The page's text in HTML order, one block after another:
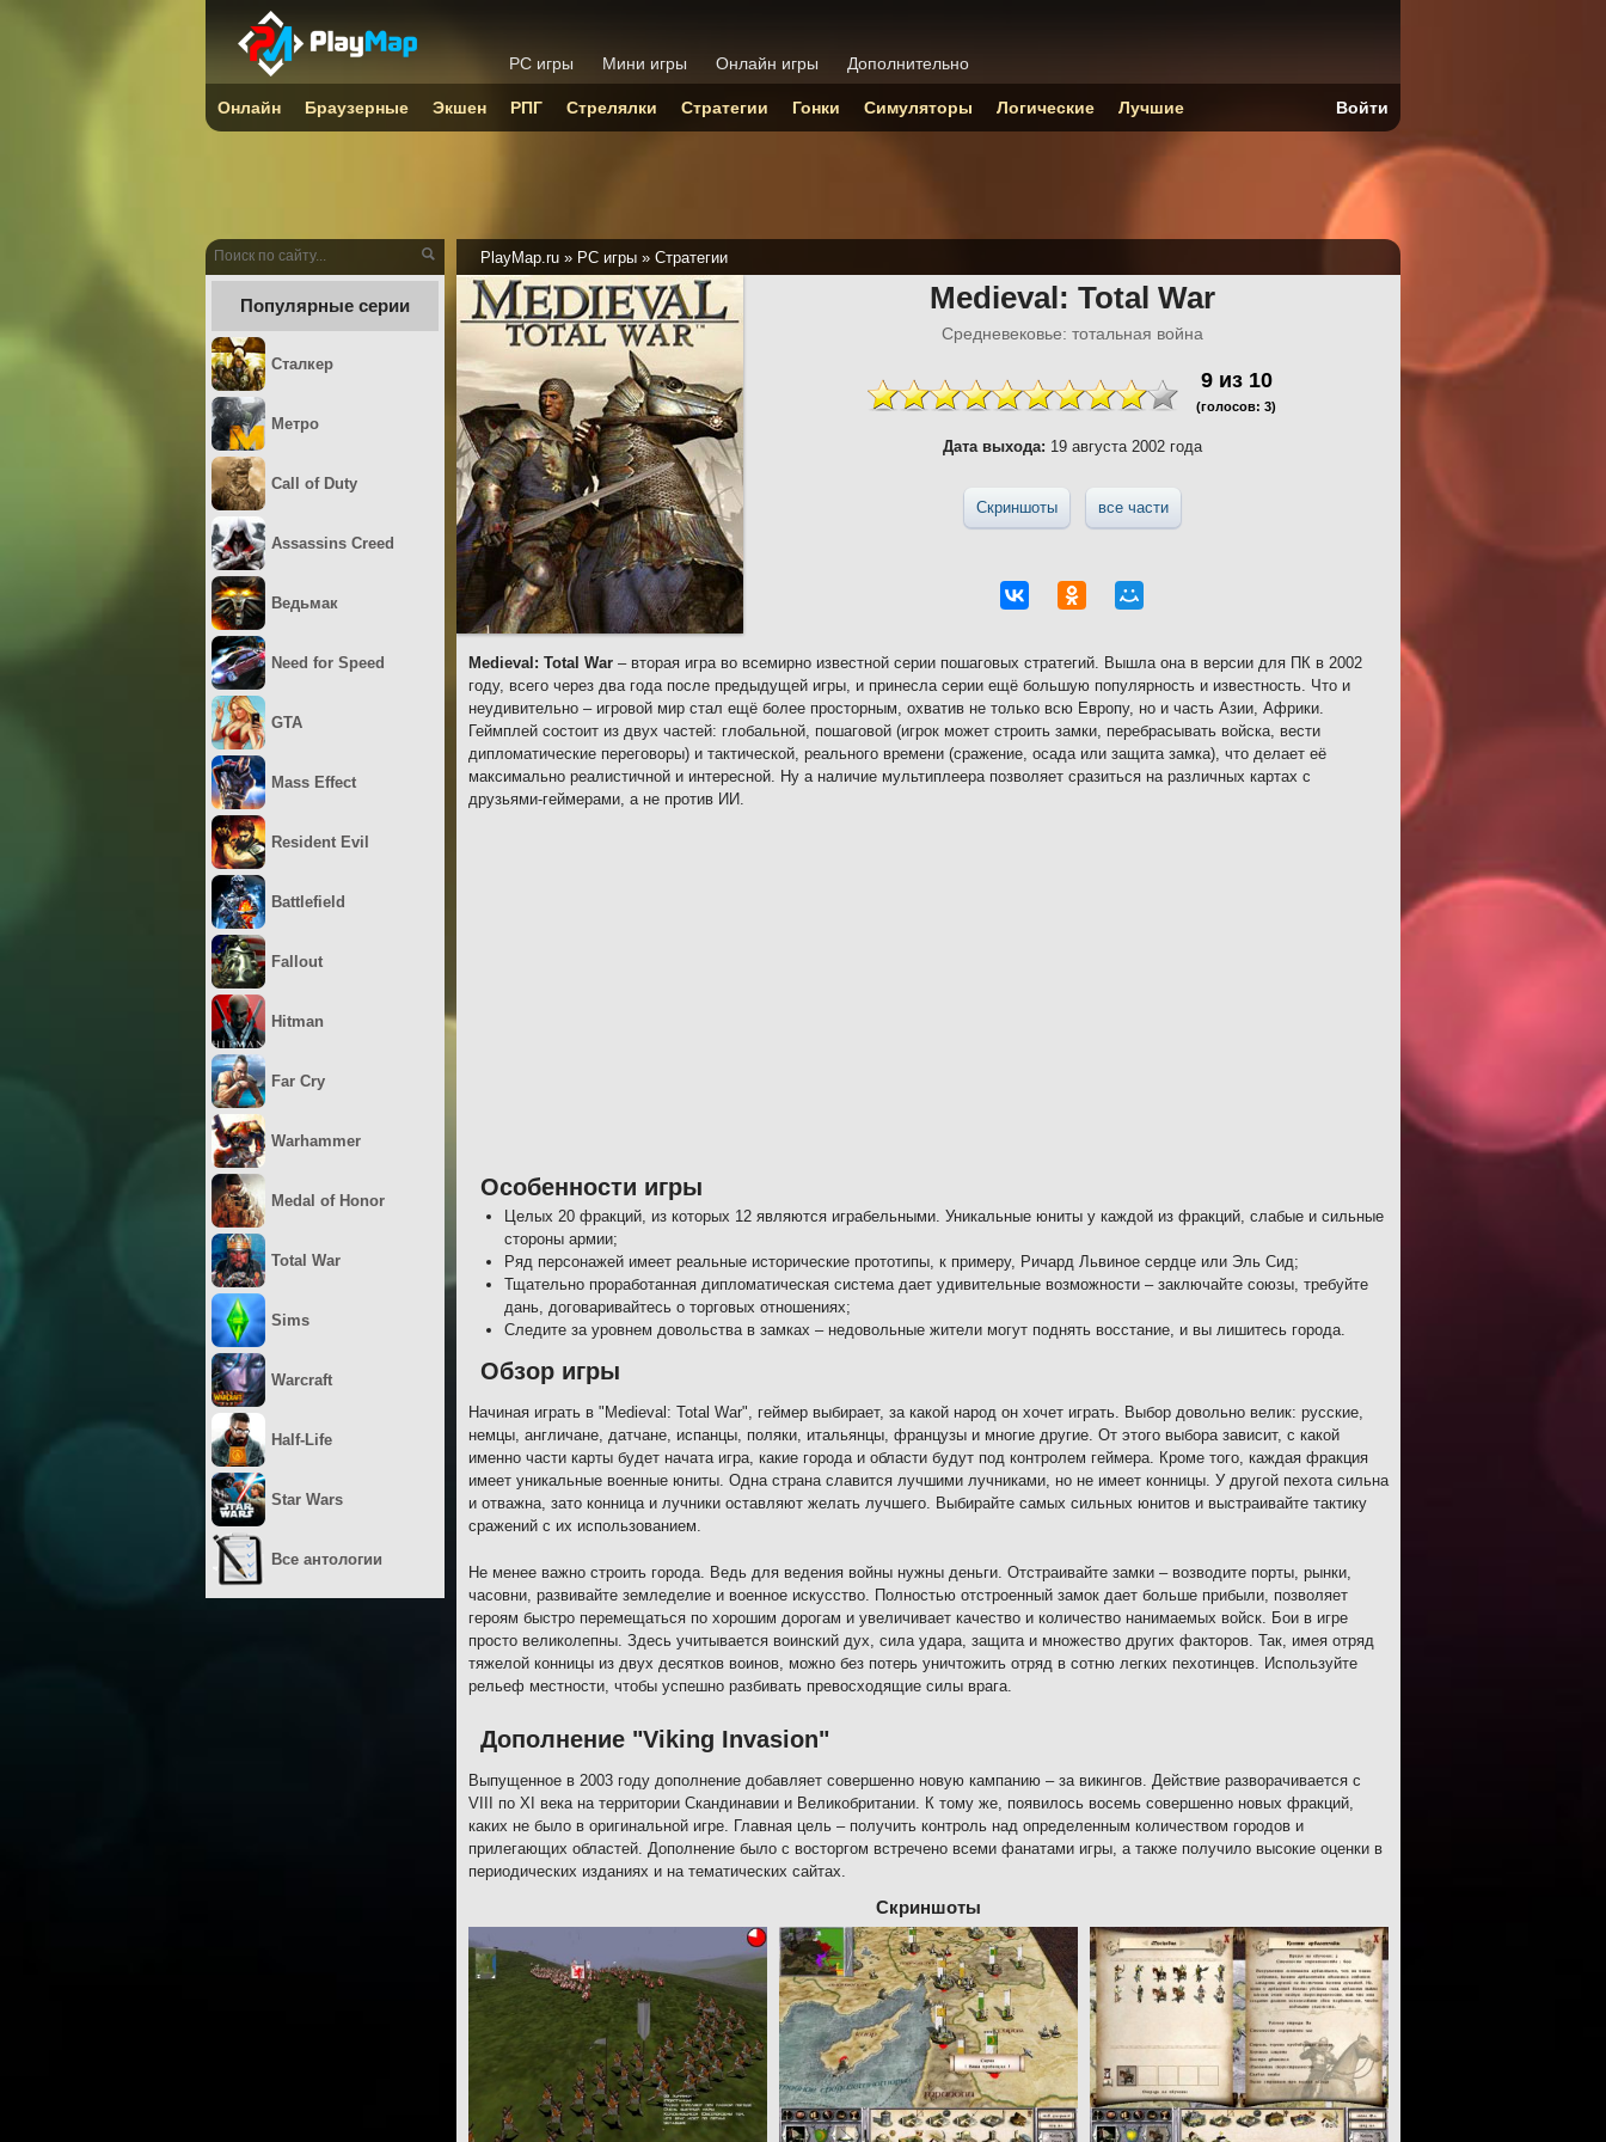
PlayMap.ru » PC игры » Стратегии
Medieval: Total War
Средневековье: тотальная война
9из 10
(голосов: 3)
Дата выхода: 19 августа 2002 года
Скриншоты все части
Medieval: Total War – вторая игра во всемирно известной серии пошаговых стратегий. Вышла она в версии для ПК в 2002
году, всего через два года после предыдущей игры, и принесла серии ещё большую популярность и известность. Что и
неудивительно – игровой мир стал ещё более просторным, охватив не только всю Европу, но и часть Азии, Африки.
Геймплей состоит из двух частей: глобальной, пошаговой (игрок может строить замки, перебрасывать войска, вести
дипломатические переговоры) и тактической, реального времени (сражение, осада или защита замка), что делает её
максимально реалистичной и интересной. Ну а наличие мультиплеера позволяет сразиться на различных картах с
друзьями-геймерами, а не против ИИ.
Особенности игры
Целых 20 фракций, из которых 12 являются играбельными. Уникальные юниты у каждой из фракций, слабые и сильные
стороны армии;
Ряд персонажей имеет реальные исторические прототипы, к примеру, Ричард Львиное сердце или Эль Сид;
Тщательно проработанная дипломатическая система дает удивительные возможности – заключайте союзы, требуйте
дань, договаривайтесь о торговых отношениях;
Следите за уровнем довольства в замках – недовольные жители могут поднять восстание, и вы лишитесь города.
Обзор игры
Начиная играть в "Medieval: Total War", геймер выбирает, за какой народ он хочет играть. Выбор довольно велик: русские,
немцы, англичане, датчане, испанцы, поляки, итальянцы, французы и многие другие. От этого выбора зависит, с какой
именно части карты будет начата игра, какие города и области будут под контролем геймера. Кроме того, каждая фракция
имеет уникальные военные юниты. Одна страна славится лучшими лучниками, но не имеет конницы. У другой пехота сильна
и отважна, зато конница и лучники оставляют желать лучшего. Выбирайте самых сильных юнитов и выстраивайте тактику
сражений с их использованием.
Не менее важно строить города. Ведь для ведения войны нужны деньги. Отстраивайте замки – возводите порты, рынки,
часовни, развивайте земледелие и военное искусство. Полностью отстроенный замок дает больше прибыли, позволяет
героям быстро перемещаться по хорошим дорогам и увеличивает качество и количество нанимаемых войск. Бои в игре
просто великолепны. Здесь учитывается воинский дух, сила удара, защита и множество других факторов. Так, имея отряд
тяжелой конницы из двух десятков воинов, можно без потерь уничтожить отряд в сотню легких пехотинцев. Используйте
рельеф местности, чтобы успешно разбивать превосходящие силы врага.
Дополнение "Viking Invasion"
Выпущенное в 2003 году дополнение добавляет совершенно новую кампанию – за викингов. Действие разворачивается с
VIII по XI века на территории Скандинавии и Великобритании. К тому же, появилось восемь совершенно новых фракций,
каких не было в оригинальной игре. Главная цель – получить контроль над определенным количеством городов и
прилегающих областей. Дополнение было с восторгом встречено всеми фанатами игры, а также получило высокие оценки в
периодических изданиях и на тематических сайтах.
Скриншоты
Популярные серии
Сталкер
Метро
Call of Duty
Assassins Creed
Ведьмак
Need for Speed
GTA
Mass Effect
Resident Evil
Battlefield
Fallout
Hitman
Far Cry
Warhammer
Medal of Honor
Total War
Sims
Warcraft
Half-Life
Star Wars
Все антологии
PC игры Мини игры Онлайн игры Дополнительно
Онлайн Браузерные Экшен РПГ Стрелялки Стратегии Гонки Симуляторы Логические Лучшие Войти